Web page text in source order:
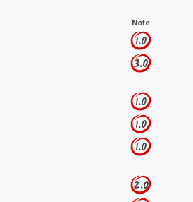
Note
1.0
3.0
1.0
1.0
1.0
2.0